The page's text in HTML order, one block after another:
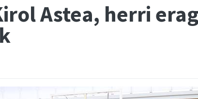
Astea, herri